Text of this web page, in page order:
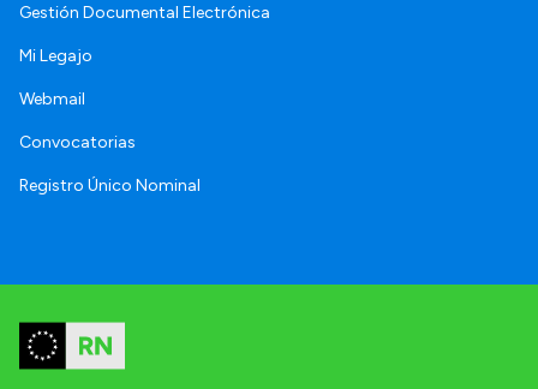
Gestión Documental Electrónica
Mi Legajo
Webmail
Convocatorias
Registro Único Nominal